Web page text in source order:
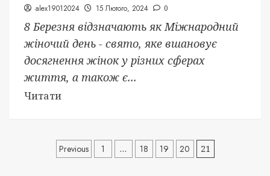
alex19012024 15 Лютого, 2024 0
8 Березня відзначають як Міжнародний
жіночий день - свято, яке вшановує
досягнення жінок у різних сферах
життя, а також є...
Читати
Навігація
Previous 1 … 18 19 20 21